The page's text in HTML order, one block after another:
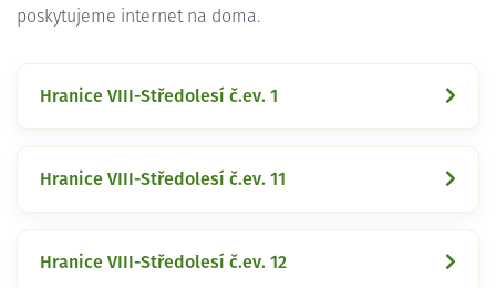
poskytujeme internet na doma.
Hranice VIII-Středolesí č.ev. 1
Hranice VIII-Středolesí č.ev. 11
Hranice VIII-Středolesí č.ev. 12